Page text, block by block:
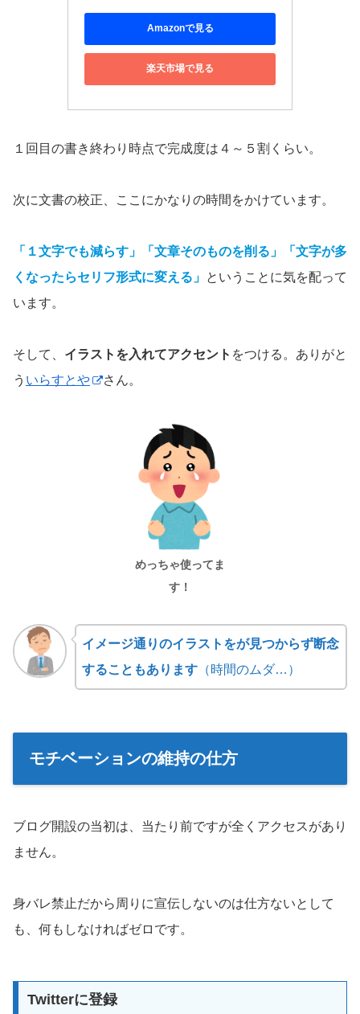
Amazonで見る
楽天市場で見る
１回目の書き終わり時点で完成度は４～５割くらい。
次に文書の校正、ここにかなりの時間をかけています。
「１文字でも減らす」「文章そのものを削る」「文字が多
くなったらセリフ形式に変える」 ということに気を配って
います。
そして、 イラストを入れてアクセント をつける。ありがと
う いらすとや さん。
めっちゃ使ってま
す！
イメージ通りのイラストをが見つからず断念
することもあります（時間のムダ…）
モチベーションの維持の仕方
ブログ開設の当初は、当たり前ですが全くアクセスがあり
ません。
身バレ禁止だから周りに宣伝しないのは仕方ないとして
も、何もしなければゼロです。
Twitterに登録